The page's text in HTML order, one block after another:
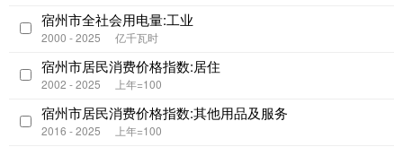
宿州市全社会用电量:工业
2000 - 2025 亿千瓦时
宿州市居民消费价格指数:居住
2002 - 2025 上年=100
宿州市居民消费价格指数:其他用品及服务
2016 - 2025 上年=100